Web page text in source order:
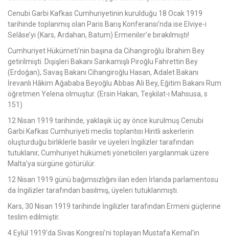
Cenubi Garbi Kafkas Cumhuriyetinin kurulduğu 18 Ocak 1919
tarihinde toplanmış olan Paris Barış Konferansı’nda ise Elviye-i
Selâse’yi (Kars, Ardahan, Batum) Ermeniler’e bırakılmıştı!
Cumhuriyet Hükümeti’nin başına da Cihangiroğlu İbrahim Bey
getirilmişti. Dışişleri Bakanı Sarıkamışlı Piroğlu Fahrettin Bey
(Erdoğan), Savaş Bakanı Cihangiroğlu Hasan, Adalet Bakanı
İrevanlı Hâkim Ağababa Beyoğlu Abbas Ali Bey, Eğitim Bakanı Rum
öğretmen Yelena olmuştur. (Ersin Hakan, Teşkilat-ı Mahsusa, s
151)
12 Nisan 1919 tarihinde, yaklaşık üç ay önce kurulmuş Cenubi
Garbi Kafkas Cumhuriyeti meclis toplantısı Hintli askerlerin
oluşturduğu birliklerle basılır ve üyeleri İngilizler tarafından
tutuklanır, Cumhuriyet hükümeti yöneticileri yargılanmak üzere
Malta’ya sürgüne götürülür.
12 Nisan 1919 günü bağımsızlığını ilan eden İrlanda parlamentosu
da İngilizler tarafından basılmış, üyeleri tutuklanmıştı.
Kars, 30 Nisan 1919 tarihinde İngilizler tarafından Ermeni güçlerine
teslim edilmiştir.
4 Eylül 1919’da Sivas Kongresi’ni toplayan Mustafa Kemal’in